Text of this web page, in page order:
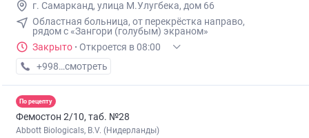
г. Самарканд, улица М.Улугбека, дом 66
Областная больница, от перекрёстка направо,
рядом с «Зангори (голубым) экраном»
Закрыто · Откроется в 08:00
+998 (77) XXX-XX-XX
смотреть
По рецепту
Фемостон 2/10, таб. №28
Abbott Biologicals, B.V. (Нидерланды)